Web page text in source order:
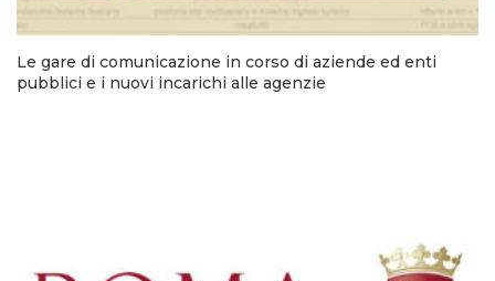
Le gare di comunicazione in corso di aziende ed enti
pubblici e i nuovi incarichi alle agenzie